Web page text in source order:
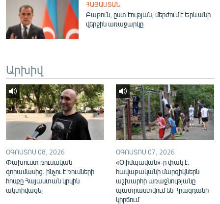
ՏԵՍԱՆՅՈՒԹԵՐ
ԲԱՆԱՎԵՃ
Հայերեն
English
Русский
ՀԵՏԵՎԵՔ ՄԵԶ
ՀԱՅԱՍՏԱՆ
Բաքուն, ըստ էության, մերժում է Երևանի
վերջին առաջարկը
Արխիվ
ՕԳՈՍՏՈՍ 08, 2026
Փախուստ ռուսական
զորամասից. ինչու է ռուսների
հոսքը Հայաստան կրկին
ակտիվացել
ՕԳՈՍՏՈՍ 07, 2026
«Օլիմպավան»-ը փակ է.
հավաքականի մարզիկներն
աշխարհի առաջնությանը
պատրաստվում են Հրազդանի
կիրճում